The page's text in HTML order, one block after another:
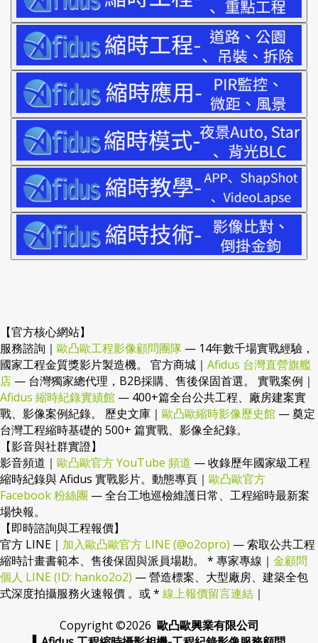
【官方核心網站】
服務諮詢｜歐凸歐工程影像顧問團隊— 14年數千場實戰經驗，
國家工程金質獎影片製造機。 官方商城｜Afidus 台灣直營旗艦
店— 台灣獨家總代理，B2B採購、售後保固首選。 實戰案例｜
Afidus 縮時紀錄實績館— 400+篇全台公共工程、廠房建案實
戰、影像案例紀錄。 歷史文庫｜歐凸歐縮時影像歷史館
台灣工程縮時基礎的 500+ 篇實戰、影像全紀錄。
【影音與社群實證】
影音頻道｜歐凸歐官方 YouTube 頻道— 收錄歷年國家級工程
縮時紀錄與 Afidus 實戰影片。動態專頁｜歐凸歐官方
Facebook 粉絲團
場快報。
【即時諮詢與工程報價】
官方 LINE｜加入歐凸歐官方 LINE (@o2opro)— 索取公共工程
縮時計畫書範本、售後保固與派員場勘。 * 專家專線｜金顧問
個人 LINE (ID: hanko2o2) — 營造標案、大型廠房、建築全包